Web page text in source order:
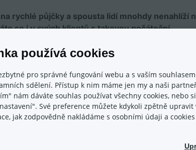
rychlé půjčky a spousta lidí mnohdy nenahlíží
se i u svých klientů s takovou počáteční
aby se právě na Lemonero podívali
které určitě nepřispívají dobré pověsti spojené s
se však jedná o služby poskytující
poskytující firemní financování. Naší snahou je i
financování našeho typu je určitě správnou
jsou naše podmínky financování jasné a
používá cookies
pro správné fungování webu a s vaším
sdělení. Přístup k nim máme jen my a naši
nám dáváte souhlas používat všechny cookies, nebo
Své preference můžete kdykoli zpětně
jak zodpovědně nakládáme s osobními údaji a